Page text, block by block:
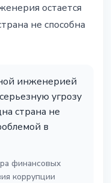
остается
не способна
инженерией
угрозу
страна не
в
финансовых
коррупции